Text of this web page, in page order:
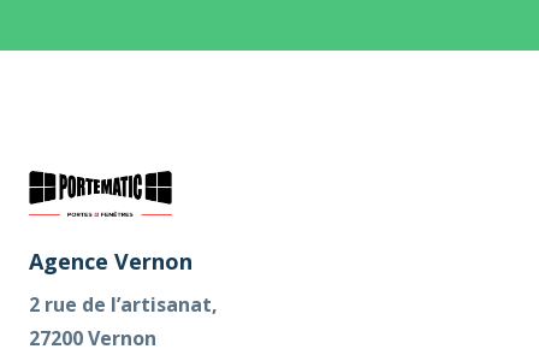
Agence Vernon
2 rue de l’artisanat,
27200 Vernon